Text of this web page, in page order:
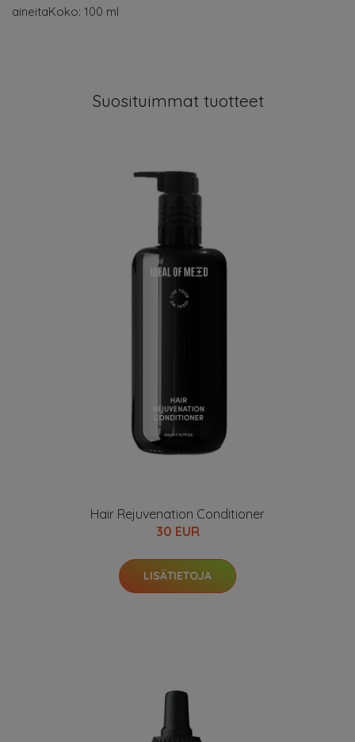
aineitaKoko: 100 ml
Suosituimmat tuotteet
Hair Rejuvenation Conditioner
30 EUR
LISÄTIETOJA